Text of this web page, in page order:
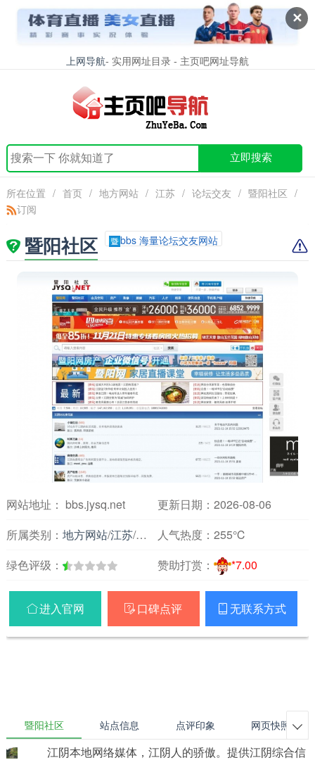
✕
上网导航- 实用网址目录 - 主页吧网址导航
立即搜索
所在位置 / 首页 / 地方网站 / 江苏 / 论坛交友 / 暨阳社区 /
订阅
暨阳社区 bbs 海量论坛交友网站
网站地址： bbs.jysq.net
更新日期：2026-08-06
所属类别： 地方网站/江苏/论坛交友人气热度： 255℃
绿色评级：
赞助打赏： *7.00
进入官网  口碑点评  无联系方式
暨阳社区 站点信息 点评印象 网页快照 
江阴本地网络媒体，江阴人的骄傲。提供江阴综合信